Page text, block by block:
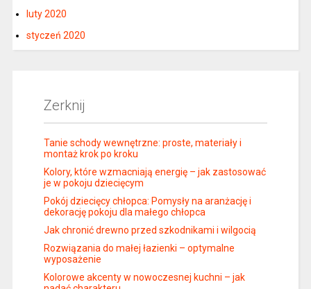
luty 2020
styczeń 2020
Zerknij
Tanie schody wewnętrzne: proste, materiały i
montaż krok po kroku
Kolory, które wzmacniają energię – jak zastosować
je w pokoju dziecięcym
Pokój dziecięcy chłopca: Pomysły na aranżację i
dekorację pokoju dla małego chłopca
Jak chronić drewno przed szkodnikami i wilgocią
Rozwiązania do małej łazienki – optymalne
wyposażenie
Kolorowe akcenty w nowoczesnej kuchni – jak